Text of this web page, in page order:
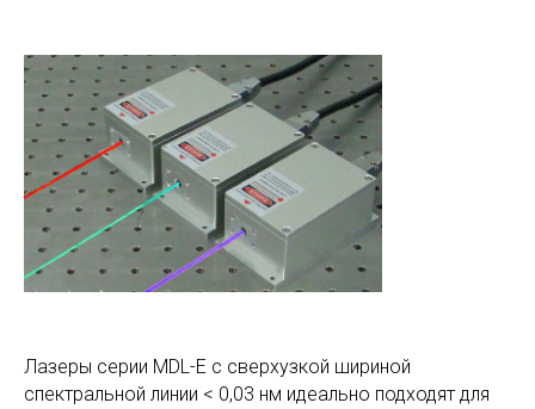
Лазеры серии MDL-E с сверхузкой шириной
спектральной линии < 0,03 нм идеально подходят для